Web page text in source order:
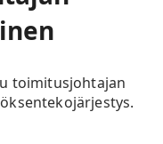
toimitusjohtajan